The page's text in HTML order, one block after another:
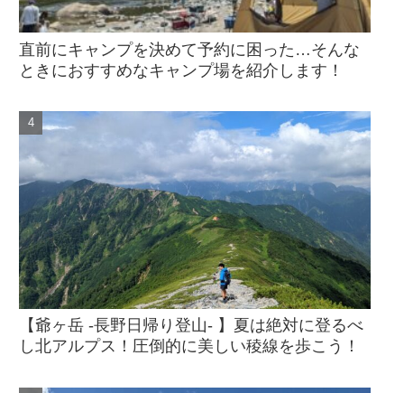
直前にキャンプを決めて予約に困った…そんな
ときにおすすめなキャンプ場を紹介します！
【爺ヶ岳 -長野日帰り登山- 】夏は絶対に登るべ
し北アルプス！圧倒的に美しい稜線を歩こう！